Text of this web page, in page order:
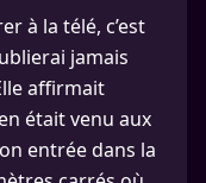
à la télé, c’est
jamais
affirmait
était venu aux
entrée dans la